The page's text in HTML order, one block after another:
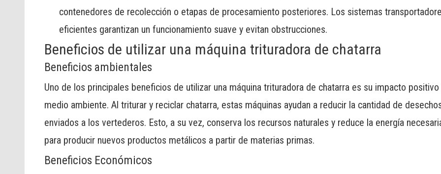
contenedores de recolección o etapas de procesamiento posteriores. Los sistemas
eficientes garantizan un funcionamiento suave y evitan obstrucciones.
Beneficios de utilizar una máquina trituradora de chatarra
Beneficios ambientales
Uno de los principales beneficios de utilizar una máquina trituradora de chatarra es su impacto positivo
medio ambiente. Al triturar y reciclar chatarra, estas máquinas ayudan a reducir la cantidad de
enviados a los vertederos. Esto, a su vez, conserva los recursos naturales y reduce la energía
para producir nuevos productos metálicos a partir de materias primas.
Beneficios Económicos